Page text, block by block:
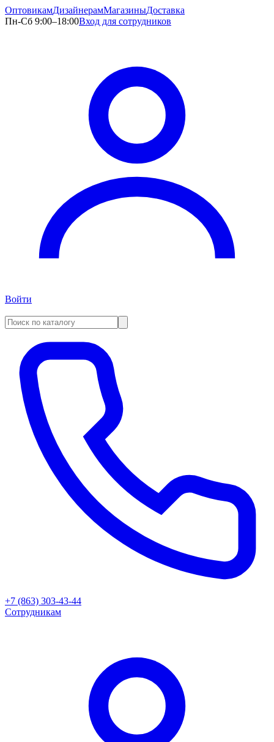
ОптовикамДизайнерамМагазиныДоставка
Пн-Сб 9:00–18:00Вход для сотрудников
Войти
+7 (863) 303-43-44
Сотрудникам